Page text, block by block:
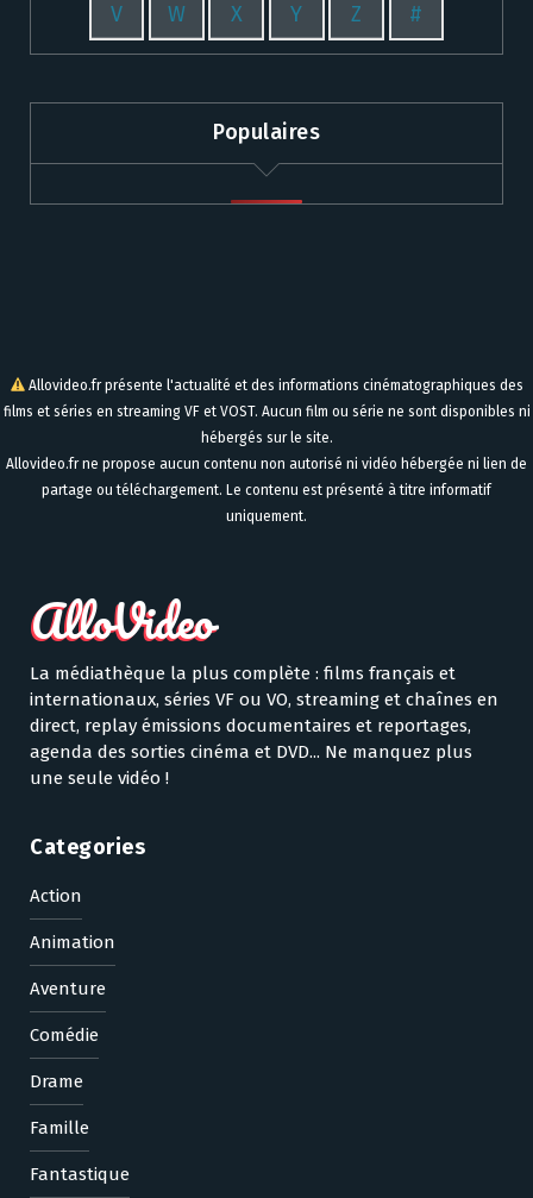
V W X Y Z #
Populaires
Allovideo.fr présente l'actualité et des informations cinématographiques des
films et séries en streaming VF et VOST. Aucun film ou série ne sont disponibles ni
hébergés sur le site.
Allovideo.fr ne propose aucun contenu non autorisé ni vidéo hébergée ni lien de
partage ou téléchargement. Le contenu est présenté à titre informatif
uniquement.
La médiathèque la plus complète : films français et
internationaux, séries VF ou VO, streaming et chaînes en
direct, replay émissions documentaires et reportages,
agenda des sorties cinéma et DVD... Ne manquez plus
une seule vidéo !
Categories
Action
Animation
Aventure
Comédie
Drame
Famille
Fantastique